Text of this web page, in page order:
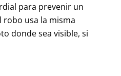
para prevenir un
robo usa la misma
donde sea visible, si